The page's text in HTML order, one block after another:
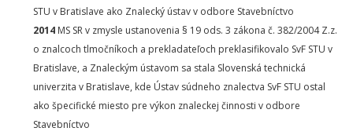
STU v Bratislave ako Znalecký ústav v odbore Stavebníctvo
2014 MS SR v zmysle ustanovenia § 19 ods. 3 zákona č. 382/2004 Z.z.
o znalcoch tlmočníkoch a prekladateľoch preklasifikovalo SvF STU v
Bratislave, a Znaleckým ústavom sa stala Slovenská technická
univerzita v Bratislave, kde Ústav súdneho znalectva SvF STU ostal
ako špecifické miesto pre výkon znaleckej činnosti v odbore
Stavebníctvo